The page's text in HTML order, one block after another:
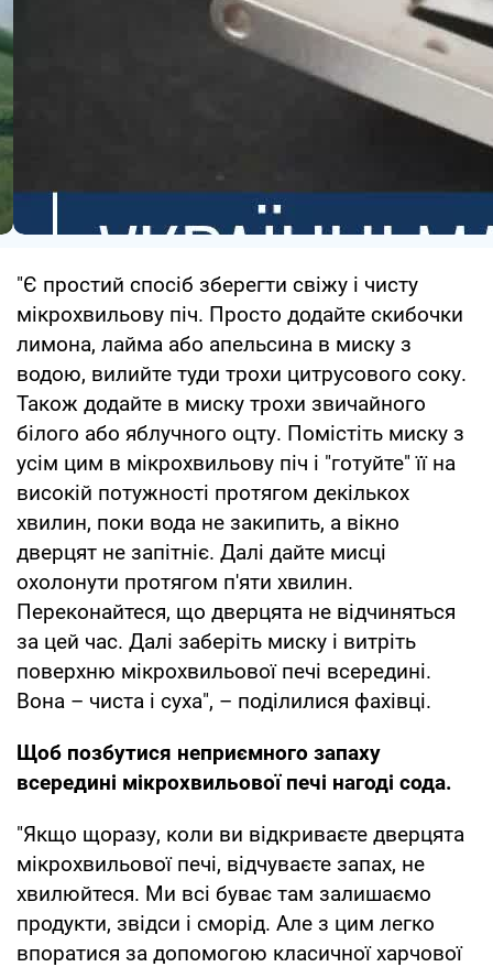
"Є простий спосіб зберегти свіжу і чисту
мікрохвильову піч. Просто додайте скибочки
лимона, лайма або апельсина в миску з
водою, вилийте туди трохи цитрусового соку.
Також додайте в миску трохи звичайного
білого або яблучного оцту. Помістіть миску з
усім цим в мікрохвильову піч і "готуйте" її на
високій потужності протягом декількох
хвилин, поки вода не закипить, а вікно
дверцят не запітніє. Далі дайте мисці
охолонути протягом п'яти хвилин.
Переконайтеся, що дверцята не відчиняться
за цей час. Далі заберіть миску і витріть
поверхню мікрохвильової печі всередині.
Вона – чиста і суха", – поділилися фахівці.
Щоб позбутися неприємного запаху
всередині мікрохвильової печі нагоді сода.
"Якщо щоразу, коли ви відкриваєте дверцята
мікрохвильової печі, відчуваєте запах, не
хвилюйтеся. Ми всі буває там залишаємо
продукти, звідси і сморід. Але з цим легко
впоратися за допомогою класичної харчової